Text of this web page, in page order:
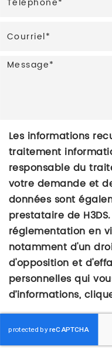
Les informations
traitement
responsable du
votre demande et
données sont
prestataire de
réglementation en
notamment d'un
d'opposition et
personnelles qui
d’informations,